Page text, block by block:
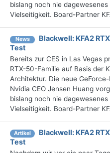
bislang noch nie
Vielseitigkeit. Board-Partner
News
Blackwell: KFA2
Test
Bereits zur CES in Las Vegas
RTX-50-Familie auf Basis der
Architektur. Die neue
Nvidia CEO Jensen Huang
bislang noch nie
Vielseitigkeit. Board-Partner
Artikel
Blackwell: KFA2
Test